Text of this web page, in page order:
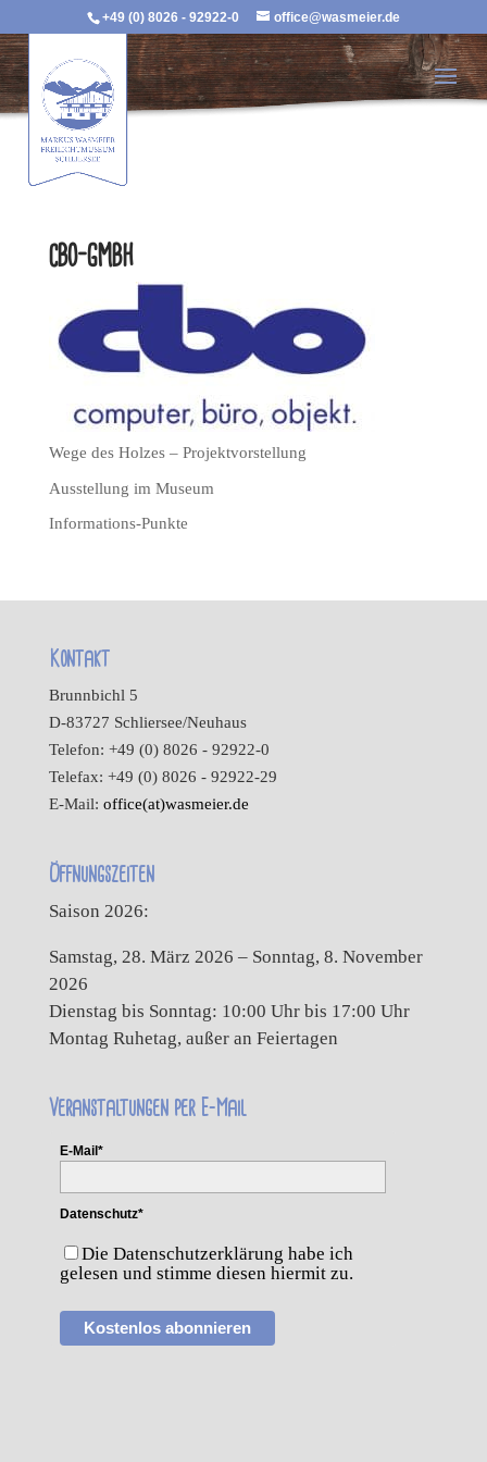
+49 (0) 8026 - 92922-0 office@wasmeier.de
cbo-gmbh
Wege des Holzes – Projektvorstellung
Ausstellung im Museum
Informations-Punkte
Kontakt
Brunnbichl 5
D-83727 Schliersee/Neuhaus
Telefon: +49 (0) 8026 - 92922-0
Telefax: +49 (0) 8026 - 92922-29
E-Mail: office(at)wasmeier.de
Öffnungszeiten
Saison 2026:
Samstag, 28. März 2026 – Sonntag, 8. November
2026
Dienstag bis Sonntag: 10:00 Uhr bis 17:00 Uhr
Montag Ruhetag, außer an Feiertagen
Veranstaltungen per E-Mail
E-Mail*
Datenschutz*
Die Datenschutzerklärung habe ich
gelesen und stimme diesen hiermit zu.
Kostenlos abonnieren